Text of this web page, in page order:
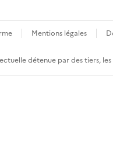
Mentions légales
détenue par des tiers,